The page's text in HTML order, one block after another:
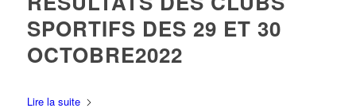
SPORTIFS DES 29 ET 30
OCTOBRE2022
Lire la suite